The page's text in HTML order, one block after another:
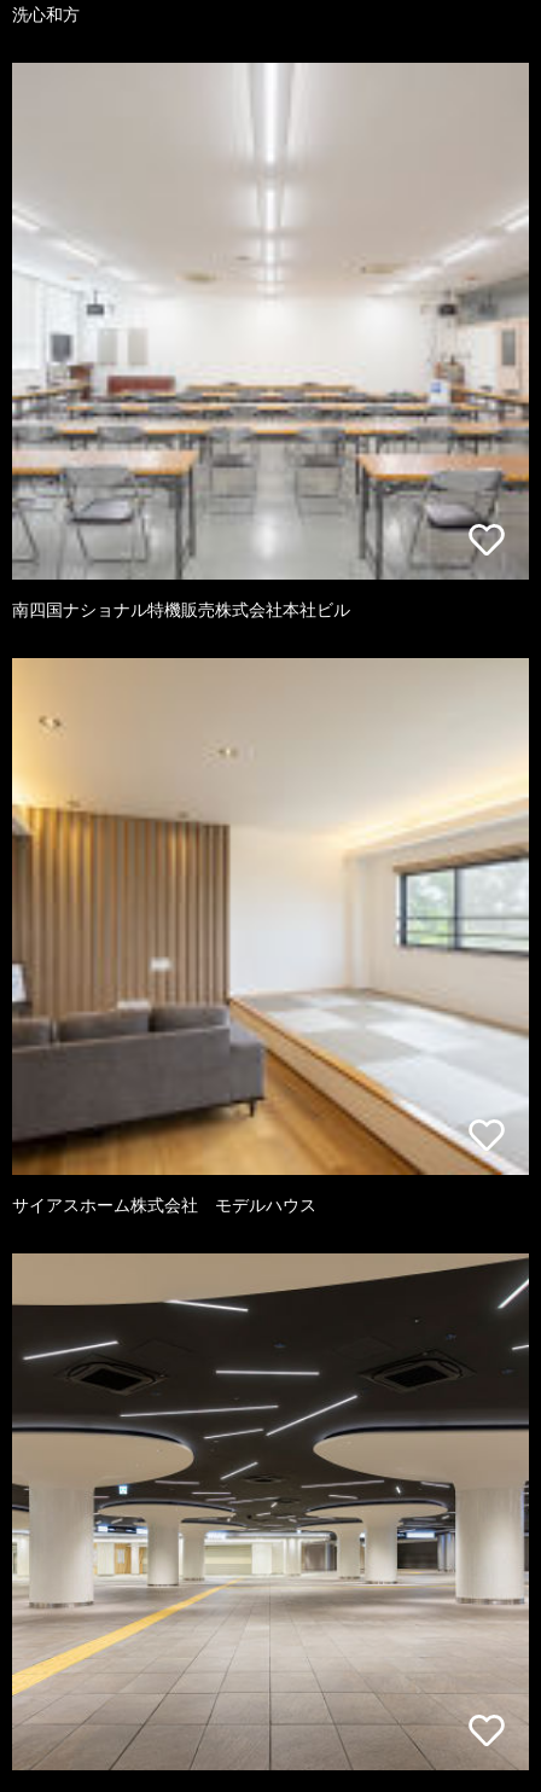
洗心和方
南四国ナショナル特機販売株式会社本社ビル
サイアスホーム株式会社 モデルハウス